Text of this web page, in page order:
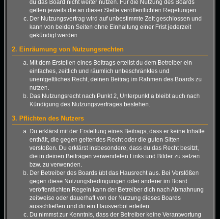
du das Board nicht weiter nutzen. Für die Nutzung des Boards
gelten jeweils die an dieser Stelle veröffentlichten Regelungen.
Der Nutzungsvertrag wird auf unbestimmte Zeit geschlossen und
kann von beiden Seiten ohne Einhaltung einer Frist jederzeit
gekündigt werden.
2. Einräumung von Nutzungsrechten
Mit dem Erstellen eines Beitrags erteilst du dem Betreiber ein
einfaches, zeitlich und räumlich unbeschränktes und
unentgeltliches Recht, deinen Beitrag im Rahmen des Boards zu
nutzen.
Das Nutzungsrecht nach Punkt 2, Unterpunkt a bleibt auch nach
Kündigung des Nutzungsvertrages bestehen.
3. Pflichten des Nutzers
Du erklärst mit der Erstellung eines Beitrags, dass er keine Inhalte
enthält, die gegen geltendes Recht oder die guten Sitten
verstoßen. Du erklärst insbesondere, dass du das Recht besitzt,
die in deinen Beiträgen verwendeten Links und Bilder zu setzen
bzw. zu verwenden.
Der Betreiber des Boards übt das Hausrecht aus. Bei Verstößen
gegen diese Nutzungsbedingungen oder anderer im Board
veröffentlichten Regeln kann der Betreiber dich nach Abmahnung
zeitweise oder dauerhaft von der Nutzung dieses Boards
ausschließen und dir ein Hausverbot erteilen.
Du nimmst zur Kenntnis, dass der Betreiber keine Verantwortung